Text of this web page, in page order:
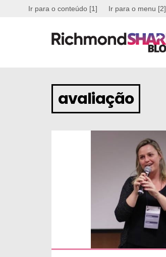
Ir para o conteúdo [1] Ir para o menu [2]
avaliação